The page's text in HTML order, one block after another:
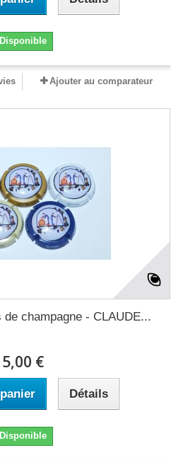
Disponible
Ajouter au comparateur
champagne - CLAUDE...
5,00 €
Détails
Disponible